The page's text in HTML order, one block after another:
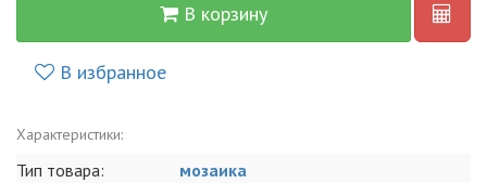
В корзину
В избранное
Характеристики:
Тип товара:
мозаика